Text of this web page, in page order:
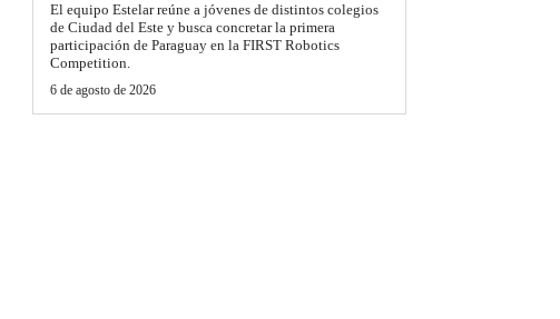
El equipo Estelar reúne a jóvenes de distintos colegios
de Ciudad del Este y busca concretar la primera
participación de Paraguay en la FIRST Robotics
Competition.
6 de agosto de 2026